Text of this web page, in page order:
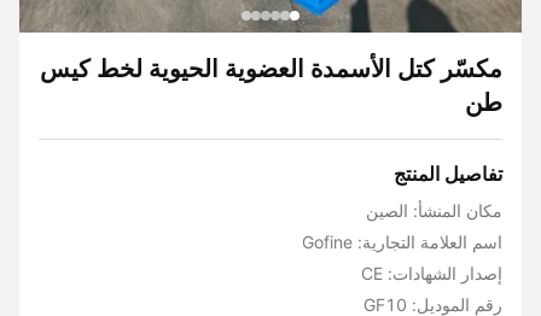
مكسّر كتل الأسمدة العضوية الحيوية لخط كيس
تفاصيل المنتج
مكان المنشأ: الصين
اسم العلامة التجارية: Gofine
إصدار الشهادات: CE
رقم الموديل: GF10